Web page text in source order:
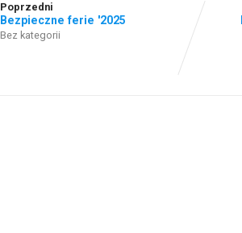
Poprzedni
Bezpieczne ferie '2025
Bez kategorii